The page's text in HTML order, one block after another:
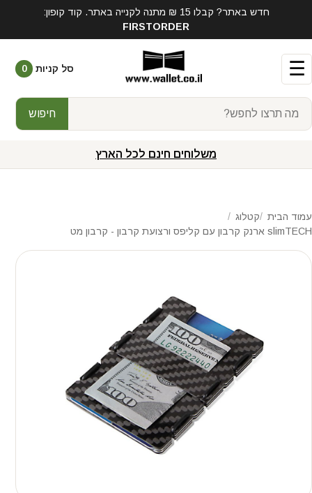
חדש באתר? קבלו 15 ₪ מתנה לקנייה באתר. קוד קופון:
FIRSTORDER
☰
חיפוש
סל קניות 0
משלוחים חינם לכל הארץ
עמוד הבית
קטלוג
slimTECH ארנק קרבון עם קליפס ורצועת קרבון - קרבון מט